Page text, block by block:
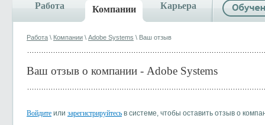
Работа Компании Карьера
Работа \ Компании \ Adobe Systems \ Ваш отзыв
Ваш отзыв о компании - Adobe Systems
Войдите или зарегистрируйтесь в системе, чтобы оставить отзыв о